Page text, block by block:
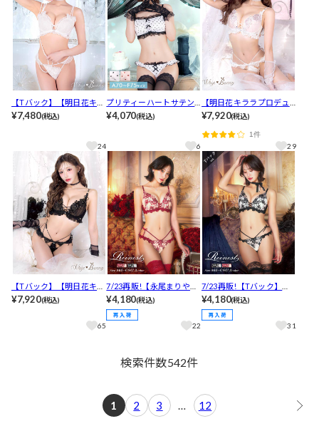
【Tバック】【明日花キラ
ラプロデュース/WhipBu
チュールブラ＆Tバック
¥7,480(税込)
24
プリティーハートサテン
ブラジャー&フルバックシ
¥4,070(税込)
6
【明日花キララプロデュ
ース/WhipBunny】Pleat
/ プリーツビジューローズ
ブラ＆ショーツ[推し]
¥7,920(税込)
1件
29
【Tバック】【明日花キラ
ラプロデュース/WhipBu
Bra&T-back / プリーツビ
¥7,920(税込)
65
7/23再販!【永尾まりや着
用】【Reinest】ラディア
ントブロッサムブラジャ
ー&バック透けフルバック
¥4,180(税込)
22
7/23再販!【Tバック】
【永尾まりや着用】【Rei
nest】ラディアントブロ
ッサムブラジャー&バック
¥4,180(税込)
31
検索件数542件
1 2 3 … 12